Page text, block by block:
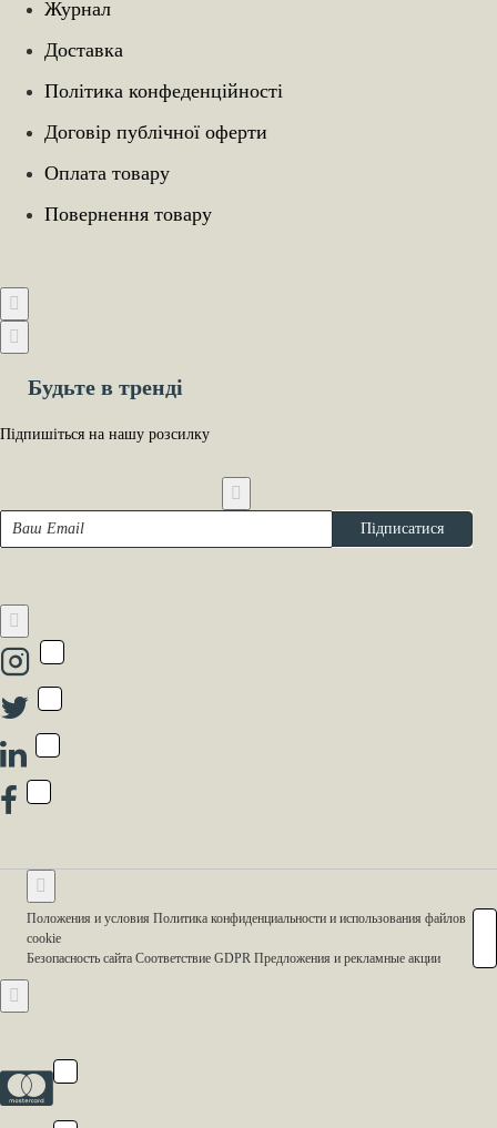
Журнал
Доставка
Політика конфеденційності
Договір публічної оферти
Оплата товару
Повернення товару
Будьте в тренді
Підпишіться на нашу розсилку
Підписатися
Положения и условия Политика конфиденциальности и использования файлов
cookie
Безопасность сайта Соответствие GDPR Предложения и рекламные акции